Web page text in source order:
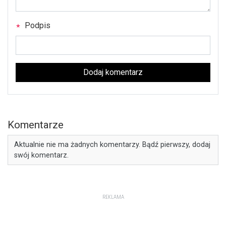
Podpis
Dodaj komentarz
Komentarze
Aktualnie nie ma żadnych komentarzy. Bądź pierwszy, dodaj
swój komentarz.
REKLAMA